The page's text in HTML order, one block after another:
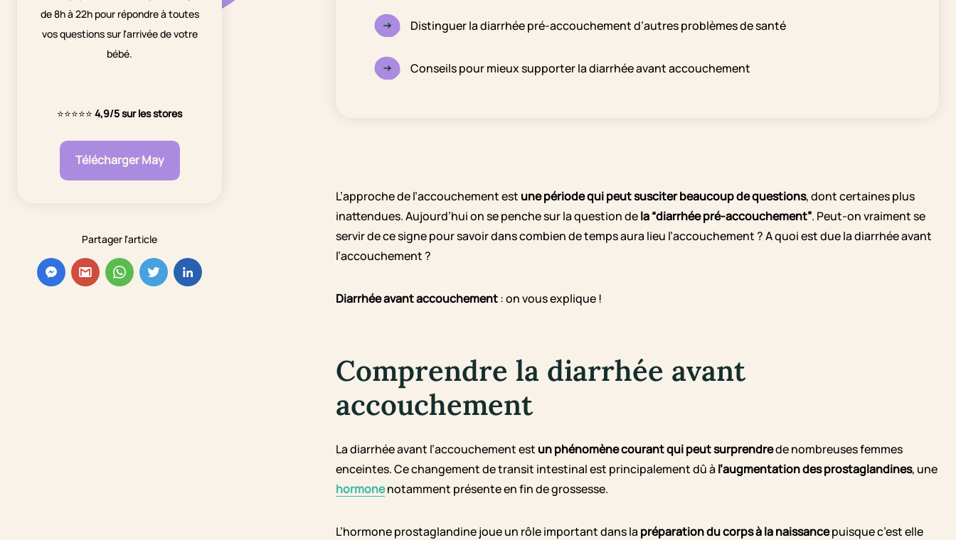
de 8h à 22h pour répondre à toutes
vos questions sur l'arrivée de votre
bébé.
⭐⭐⭐⭐⭐ 4,9/5 sur les stores
Télécharger May
Partager l'article
Distinguer la diarrhée pré-accouchement d’autres problèmes de santé
Conseils pour mieux supporter la diarrhée avant accouchement
L’approche de l’accouchement est une période qui peut susciter beaucoup de questions, dont certaines plus
inattendues. Aujourd’hui on se penche sur la question dela “diarrhée pré-accouchement”. Peut-on vraiment se
servir de ce signe pour savoir dans combien de temps aura lieu l’accouchement ? A quoi est due la diarrhée avant
l’accouchement ?
Diarrhée avant accouchement: on vous explique !
Comprendre la diarrhée avant
accouchement
La diarrhée avant l’accouchement est un phénomène courant qui peut surprendrede nombreuses femmes
enceintes. Ce changement de transit intestinal est principalement dû à l’augmentation des prostaglandines, une
hormonenotamment présente en fin de grossesse.
L’hormone prostaglandine joue un rôle important dans la préparation du corps à la naissancepuisque c’est elle